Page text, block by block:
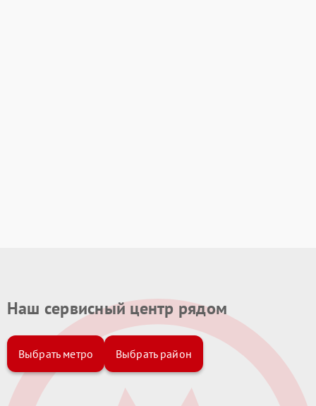
Наш сервисный центр рядом
Выбрать метро Выбрать район